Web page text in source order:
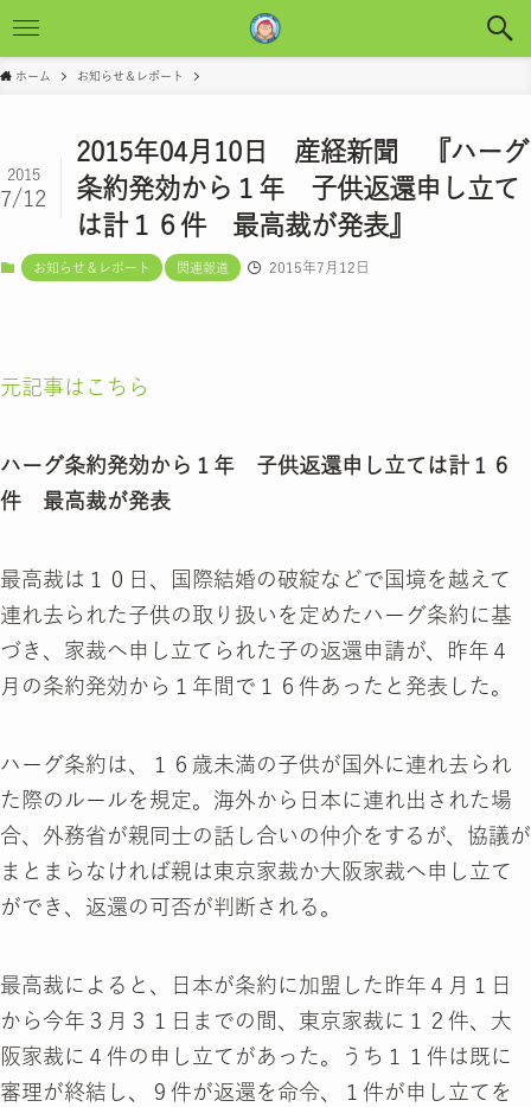
ホーム お知らせ＆レポート
2015年04月10日 産経新聞 『ハーグ
条約発効から１年 子供返還申し立て
は計１６件 最高裁が発表』
2015
7/12
お知らせ＆レポート 関連報道 2015年7月12日
元記事はこちら
ハーグ条約発効から１年 子供返還申し立ては計１６
件 最高裁が発表
最高裁は１０日、国際結婚の破綻などで国境を越えて
連れ去られた子供の取り扱いを定めたハーグ条約に基
づき、家裁へ申し立てられた子の返還申請が、昨年４
月の条約発効から１年間で１６件あったと発表した。
ハーグ条約は、１６歳未満の子供が国外に連れ去られ
た際のルールを規定。海外から日本に連れ出された場
合、外務省が親同士の話し合いの仲介をするが、協議が
まとまらなければ親は東京家裁か大阪家裁へ申し立て
ができ、返還の可否が判断される。
最高裁によると、日本が条約に加盟した昨年４月１日
から今年３月３１日までの間、東京家裁に１２件、大
阪家裁に４件の申し立てがあった。うち１１件は既に
審理が終結し、９件が返還を命令、１件が申し立てを